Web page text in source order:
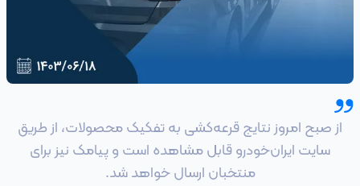
از صبح امروز نتایج قرعه‌کشی به تفکیک محصولات، از طریق
سایت ایران‌خودرو قابل مشاهده است و پیامک نیز برای
منتخبان ارسال خواهد شد.